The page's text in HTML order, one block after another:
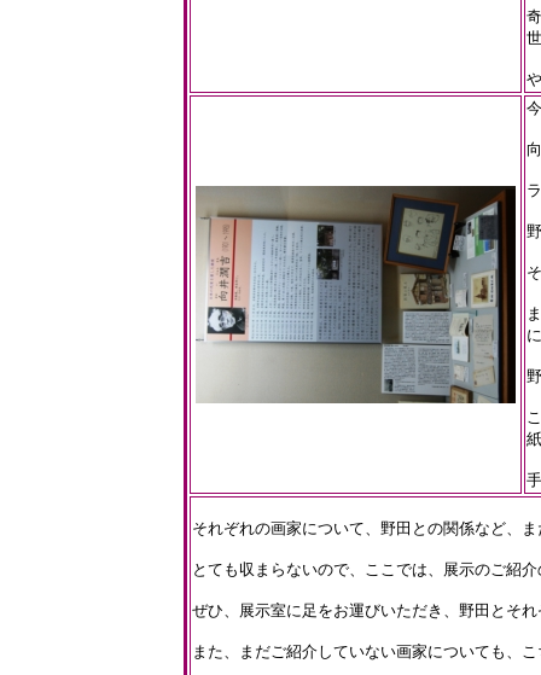
に
それぞれの画家について、野田との関係など、
とても収まらないので、ここでは、展示のご紹
ぜひ、展示室に足をお運びいただき、野田とそ
また、まだご紹介していない画家についても、